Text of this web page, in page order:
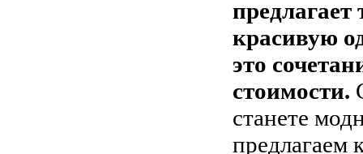
красивую
это
стоимости.
станете
предлагаем